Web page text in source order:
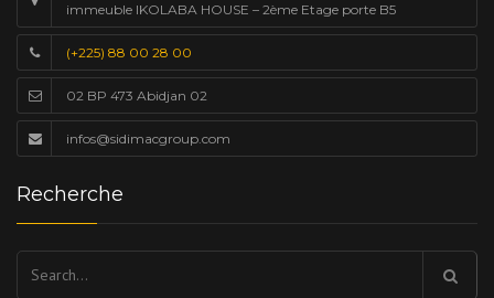
immeuble IKOLABA HOUSE – 2ème Etage porte B5
(+225) 88 00 28 00
02 BP 473 Abidjan 02
infos@sidimacgroup.com
Recherche